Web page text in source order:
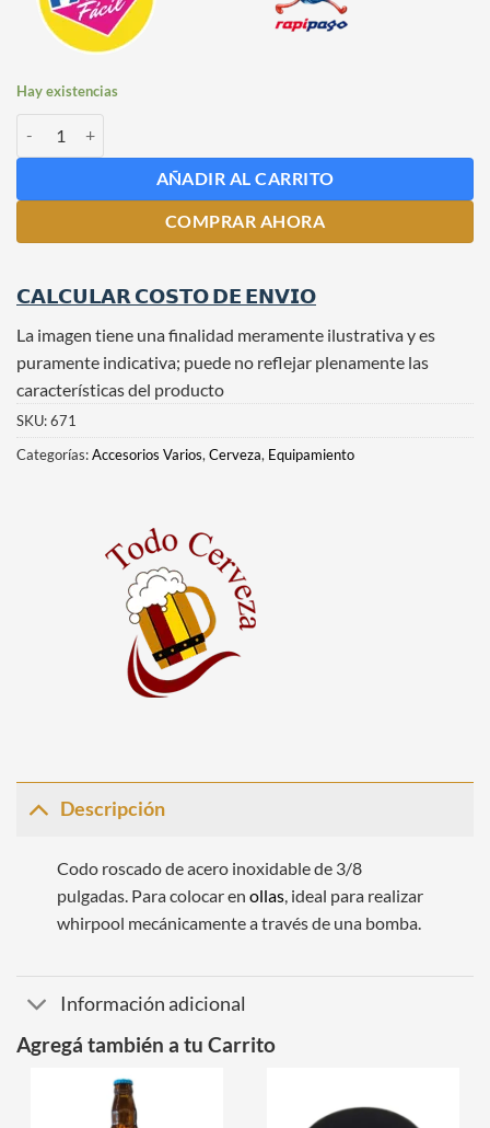
Hay existencias
AÑADIR AL CARRITO
COMPRAR AHORA
𝗖𝗔𝗟𝗖𝗨𝗟𝗔𝗥 𝗖𝗢𝗦𝗧𝗢 𝗗𝗘 𝗘𝗡𝗩𝗜𝗢
La imagen tiene una finalidad meramente ilustrativa y es
puramente indicativa; puede no reflejar plenamente las
características del producto
SKU:671
Categorías:Accesorios Varios, Cerveza, Equipamiento
Descripción
Codo roscado de acero inoxidable de 3/8
pulgadas. Para colocar en ollas, ideal para realizar
whirpool mecánicamente a través de una bomba.
Información adicional
Agregá también a tu Carrito